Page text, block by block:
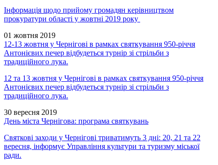
Інформація щодо прийому громадян керівництвом
прокуратури області у жовтні 2019 року
01 жовтня 2019
12-13 жовтня у Чернігові в рамках святкування 950-річчя
Антонієвих печер відбудеться турнір зі стрільби з
традиційного лука.
12 та 13 жовтня у Чернігові в рамках святкування 950-річчя
Антонієвих печер відбудеться турнір зі стрільби з
традиційного лука.
30 вересня 2019
День міста Чернігова: програма святкувань
Святкові заходи у Чернігові триватимуть 3 дні: 20, 21 та 22
вересня, інформує Управління культури та туризму міської
ради.